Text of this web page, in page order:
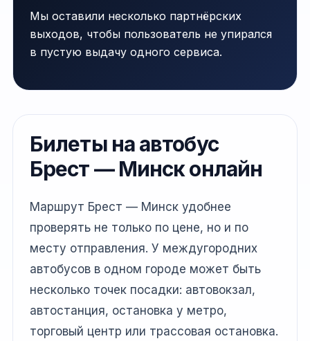
Мы оставили несколько партнёрских
выходов, чтобы пользователь не упирался
в пустую выдачу одного сервиса.
Билеты на автобус
Брест — Минск онлайн
Маршрут Брест — Минск удобнее
проверять не только по цене, но и по
месту отправления. У междугородних
автобусов в одном городе может быть
несколько точек посадки: автовокзал,
автостанция, остановка у метро,
торговый центр или трассовая остановка.